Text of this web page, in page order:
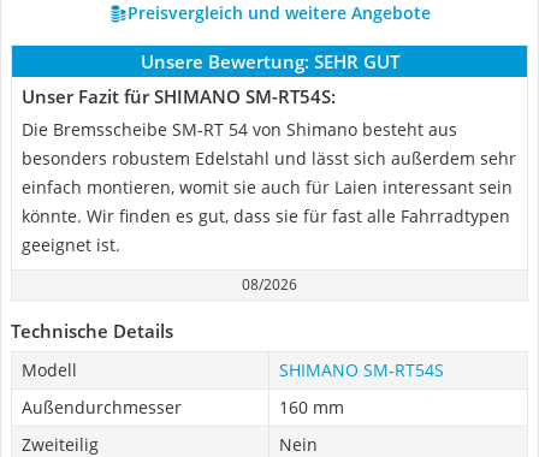
Preisvergleich und weitere Angebote
Unsere Bewertung: SEHR GUT
Unser Fazit für SHIMANO SM-RT54S:
Die Bremsscheibe SM-RT 54 von Shimano besteht aus
besonders robustem Edelstahl und lässt sich außerdem sehr
einfach montieren, womit sie auch für Laien interessant sein
könnte. Wir finden es gut, dass sie für fast alle Fahrradtypen
geeignet ist.
08/2026
Technische Details
Modell
SHIMANO SM-RT54S
Außendurchmesser
160 mm
Zweiteilig
Nein